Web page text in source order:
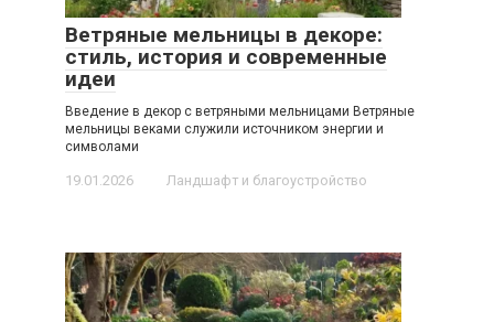
Ветряные мельницы в декоре:
стиль, история и современные
идеи
Введение в декор с ветряными мельницами Ветряные
мельницы веками служили источником энергии и
символами
19.01.2026 Ландшафт и благоустройство